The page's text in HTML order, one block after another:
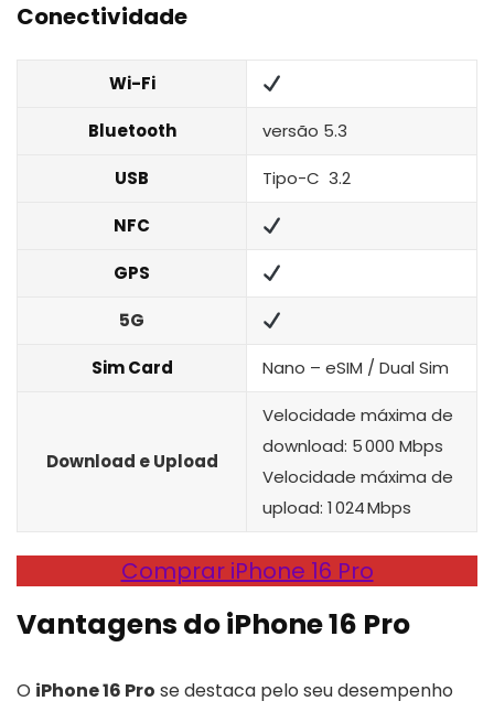
Conectividade
Wi-Fi
Bluetooth versão 5.3
USB Tipo-C 3.2
NFC
GPS
5G
Sim Card Nano – eSIM / Dual Sim
Download e Upload
Velocidade máxima de
download: 5 000 Mbps
Velocidade máxima de
upload: 1 024 Mbps
Comprar iPhone 16 Pro
Vantagens do iPhone 16 Pro
O iPhone 16 Pro se destaca pelo seu desempenho